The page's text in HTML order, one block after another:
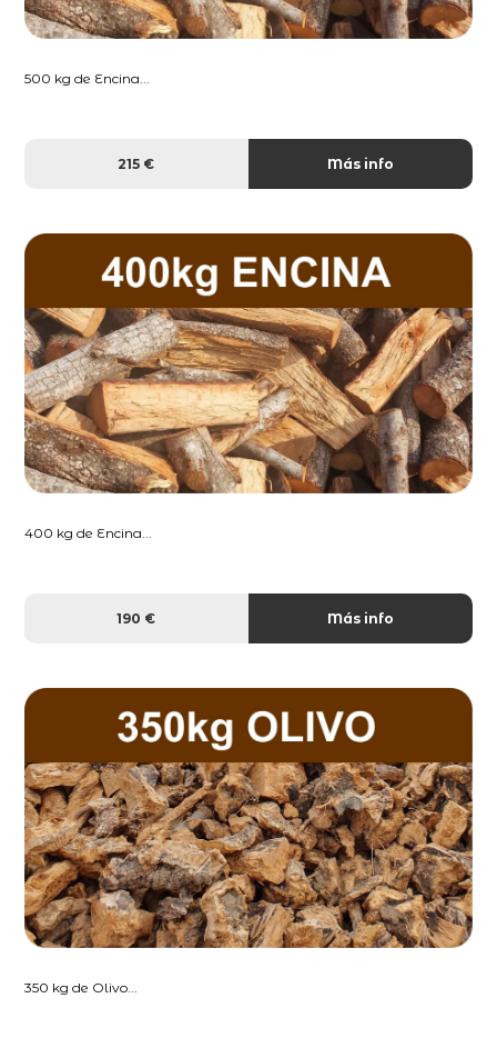
500 kg de Encina...
215 € Más info
400 kg de Encina...
190 € Más info
350 kg de Olivo...